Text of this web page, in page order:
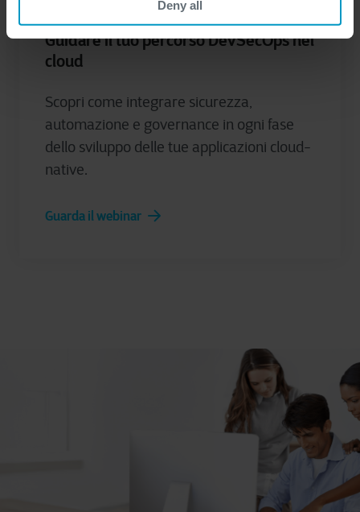
Deny all
Guidare il tuo percorso DevSecOps nel
cloud
Scopri come integrare sicurezza,
automazione e governance in ogni fase
dello sviluppo delle tue applicazioni cloud-
native.
Guarda il webinar